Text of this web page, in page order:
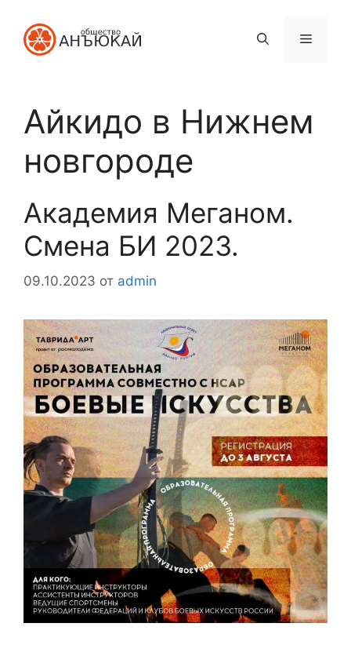
содержимому
Меню
Айкидо в Нижнем
новгороде
Академия Меганом.
Смена БИ 2023.
09.10.2023 от admin